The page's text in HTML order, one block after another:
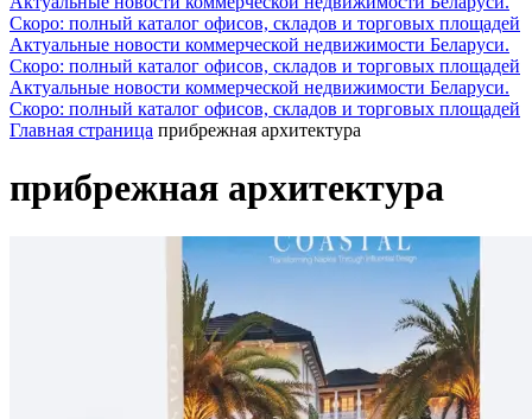
Скоро: полный каталог офисов, складов и торговых площадей
Актуальные новости коммерческой недвижимости Беларуси.
Скоро: полный каталог офисов, складов и торговых площадей
Актуальные новости коммерческой недвижимости Беларуси.
Скоро: полный каталог офисов, складов и торговых площадей
Главная страница прибрежная архитектура
прибрежная архитектура